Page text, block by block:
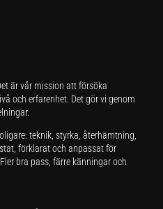
är vår mission att försöka
och erfarenhet. Det gör vi genom
teknik, styrka, återhämtning,
förklarat och anpassat för
bra pass, färre känningar och